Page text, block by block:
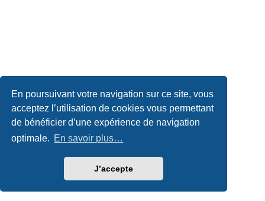
En poursuivant votre navigation sur ce site, vous
acceptez l’utilisation de cookies vous permettant
de bénéficier d’une expérience de navigation
optimale. En savoir plus…
J’accepte